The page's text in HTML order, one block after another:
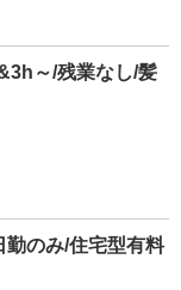
～/残業なし/髪
勤のみ/住宅型有料